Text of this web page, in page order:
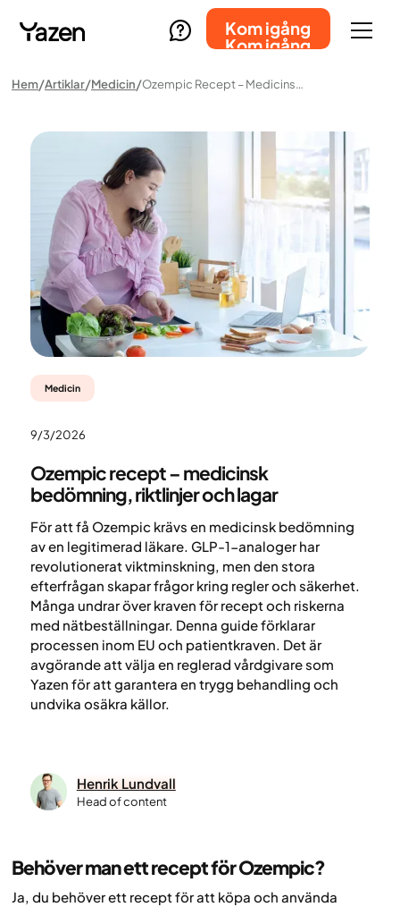
Kom igång
Kom igång
Hem Artiklar Medicin Ozempic Recept – Medicinsk Bedömning, Riktlinjer Och Lagar
Medicin
9/3/2026
Ozempic recept – medicinsk
bedömning, riktlinjer och lagar
För att få Ozempic krävs en medicinsk bedömning
av en legitimerad läkare. GLP-1-analoger har
revolutionerat viktminskning, men den stora
efterfrågan skapar frågor kring regler och säkerhet.
Många undrar över kraven för recept och riskerna
med nätbeställningar. Denna guide förklarar
processen inom EU och patientkraven. Det är
avgörande att välja en reglerad vårdgivare som
Yazen för att garantera en trygg behandling och
undvika osäkra källor.
Henrik Lundvall
Head of content
Behöver man ett recept för Ozempic?
Ja, du behöver ett recept för att köpa och använda